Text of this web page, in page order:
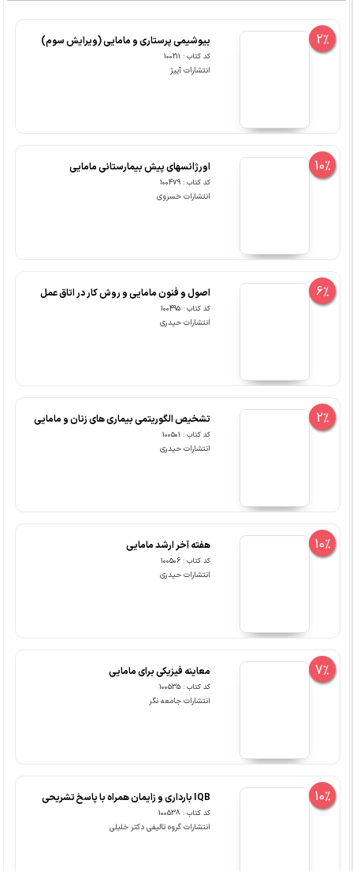
2% بیوشیمی پرستاری و مامایی (ویرایش سوم)
کد کتاب : 100211
انتشارات آییژ
10% اورژانسهای پیش بیمارستانی مامایی
کد کتاب : 100479
انتشارات خسروی
6% اصول و فنون مامایی و روش کار در اتاق عمل
کد کتاب : 100495
انتشارات حیدری
2% تشخیص الگوریتمی بیماری های زنان و مامایی
کد کتاب : 100501
انتشارات حیدری
10% هفته آخر ارشد مامایی
کد کتاب : 100506
انتشارات حیدری
7% معاینه فیزیکی برای مامایی
کد کتاب : 100535
انتشارات جامعه نگر
10% IQB بارداری و زایمان همراه با پاسخ تشریحی
کد کتاب : 100538
انتشارات گروه تالیفی دکتر خلیلی